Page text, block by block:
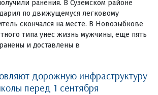
ранения. В Суземском районе
по движущемуся легковому
скончался на месте. В Новозыбкове
типа унес жизнь мужчины, еще пять
и доставлены в
дорожную инфраструктуру
перед 1 сентября